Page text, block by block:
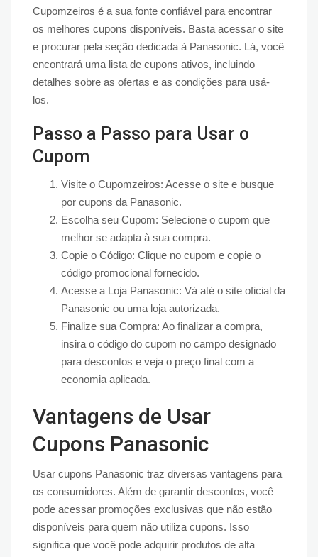
Cupomzeiros é a sua fonte confiável para encontrar
os melhores cupons disponíveis. Basta acessar o site
e procurar pela seção dedicada à Panasonic. Lá, você
encontrará uma lista de cupons ativos, incluindo
detalhes sobre as ofertas e as condições para usá-
los.
Passo a Passo para Usar o
Cupom
Visite o Cupomzeiros: Acesse o site e busque
por cupons da Panasonic.
Escolha seu Cupom: Selecione o cupom que
melhor se adapta à sua compra.
Copie o Código: Clique no cupom e copie o
código promocional fornecido.
Acesse a Loja Panasonic: Vá até o site oficial da
Panasonic ou uma loja autorizada.
Finalize sua Compra: Ao finalizar a compra,
insira o código do cupom no campo designado
para descontos e veja o preço final com a
economia aplicada.
Vantagens de Usar
Cupons Panasonic
Usar cupons Panasonic traz diversas vantagens para
os consumidores. Além de garantir descontos, você
pode acessar promoções exclusivas que não estão
disponíveis para quem não utiliza cupons. Isso
significa que você pode adquirir produtos de alta